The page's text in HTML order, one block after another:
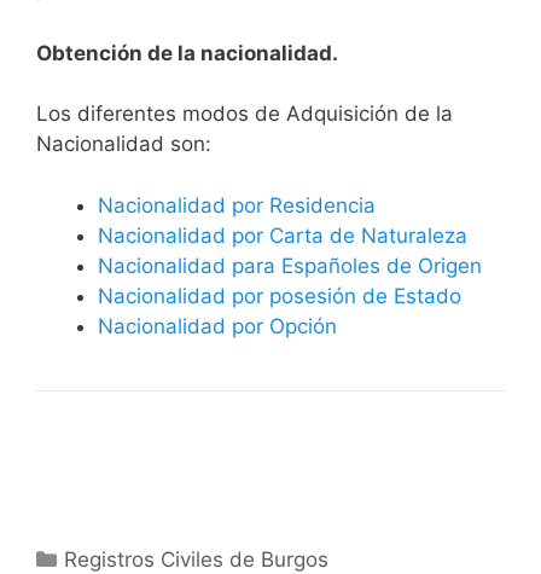
Obtención de la nacionalidad.
​​​Los diferentes modos de Adquisición de la
Nacionalidad son:
Nacionalidad por Residencia
Nacionalidad por Carta de Naturaleza
Nacionalidad para Españoles de Origen
Nacionalidad por posesión de Estado
Nacionalidad por Opción
Categorías
Registros Civiles de Burgos